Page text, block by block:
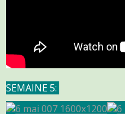
SEMAINE 5: